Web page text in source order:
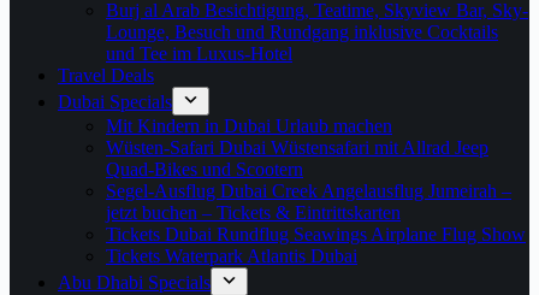
Burj al Arab Besichtigung, Teatime, Skyview Bar, Sky-
Lounge, Besuch und Rundgang inklusive Cocktails
und Tee im Luxus-Hotel
Travel Deals
Dubai Specials
Mit Kindern in Dubai Urlaub machen
Wüsten-Safari Dubai Wüstensafari mit Allrad Jeep
Quad-Bikes und Scootern
Segel-Ausflug Dubai Creek Angelausflug Jumeirah –
jetzt buchen – Tickets & Eintrittskarten
Tickets Dubai Rundflug Seawings Airplane Flug Show
Tickets Waterpark Atlantis Dubai
Abu Dhabi Specials